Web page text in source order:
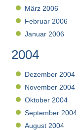
März 2006
Februar 2006
Januar 2006
2004
Dezember 2004
November 2004
Oktober 2004
September 2004
August 2004